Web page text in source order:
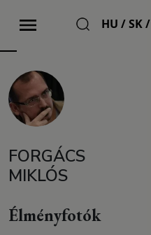
HU /SK/
FORGÁCS
MIKLÓS
Élményfotók